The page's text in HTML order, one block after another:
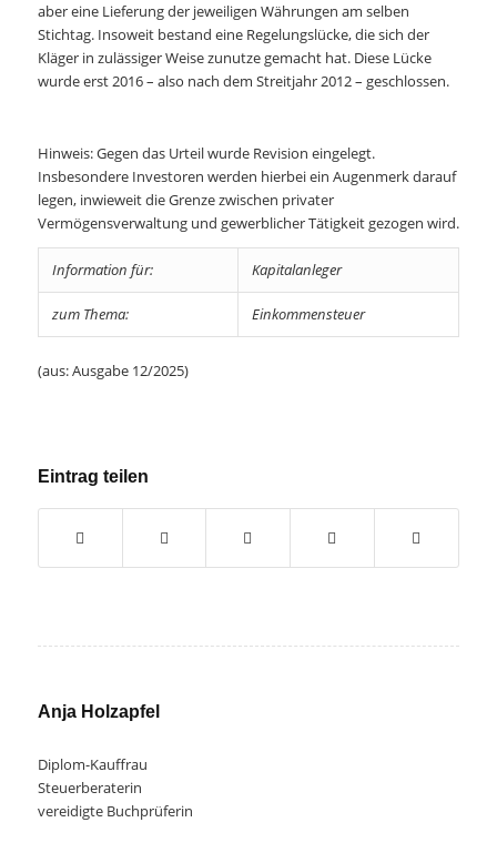
aber eine Lieferung der jeweiligen Währungen am selben
Stichtag. Insoweit bestand eine Regelungslücke, die sich der
Kläger in zulässiger Weise zunutze gemacht hat. Diese Lücke
wurde erst 2016 – also nach dem Streitjahr 2012 – geschlossen.
Hinweis: Gegen das Urteil wurde Revision eingelegt.
Insbesondere Investoren werden hierbei ein Augenmerk darauf
legen, inwieweit die Grenze zwischen privater
Vermögensverwaltung und gewerblicher Tätigkeit gezogen wird.
Information für: Kapitalanleger
zum Thema: Einkommensteuer
(aus: Ausgabe 12/2025)
Eintrag teilen
Anja Holzapfel
Diplom-Kauffrau
Steuerberaterin
vereidigte Buchprüferin